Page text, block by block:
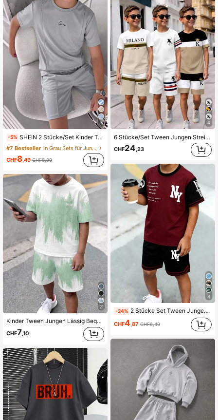
808K Follower
4,89 808K Follower
4,89 808K Follower
4,89 808K Follower
4,89 808K Follower
808K Follower
5
-5% SHEIN 2 Stücke/Set Kinder Tween Jungen Casual Buchstaben Muster Rundhals Kurzarm Top und Shorts Outfit, geeignet für Pendeln, Schule, Alltag, Sport, Frühling/Sommer
#7 Bestseller
in Grau Sets für Jungen im Teenageralter
CHF8 ,49 CHF8,99
21
Kinder Tween Jungen Lässig Bequeme Mode Minimalistisch Rundhals Kurzarm T-Shirt & Shorts Set
CHF7,10
4
6 Stücke/Set Tween Jungen Streifenshirt, Ritter, Buchstaben-Muster Rundhals Kurzarm T-Shirt und Taschenshorts
CHF24,23
8
-24% 2 Stücke Set Tween Jungen Cooles Englisches Slogan All-Over Muster Mode Rundhals Kurzarm T-Shirt und Sport Shorts, geeignet für Feiertagsparty, Frühling/Sommer, lässig bequem, Sommer Must-Wear, Mode Lässig Kleidung, Frühling/Sommer Streetwear, lässige Outfits für Schulanfangsparty, geeignet für Outdoor Picknick
CHF4,87 CHF6,49